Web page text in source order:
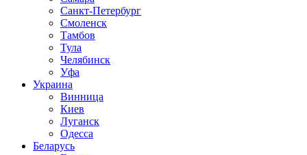
Санкт-Петербург
Смоленск
Тамбов
Тула
Челябинск
Уфа
Украина
Винница
Киев
Луганск
Одесса
Беларусь